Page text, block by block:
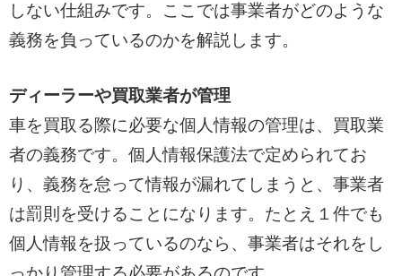
しない仕組みです。ここでは事業者がどのような
義務を負っているのかを解説します。
ディーラーや買取業者が管理
車を買取る際に必要な個人情報の管理は、買取業
者の義務です。個人情報保護法で定められてお
り、義務を怠って情報が漏れてしまうと、事業者
は罰則を受けることになります。たとえ１件でも
個人情報を扱っているのなら、事業者はそれをし